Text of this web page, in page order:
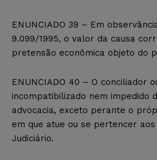
ENUNCIADO 39 – Em
9.099/1995, o valor da causa
pretensão econômica objeto do
ENUNCIADO 40 – O conciliador
incompatibilizado nem impedido
advocacia, exceto perante o
em que atue ou se pertencer
Judiciário.